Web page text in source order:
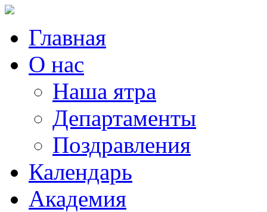
Главная
О нас
Наша ятра
Департаменты
Поздравления
Календарь
Академия